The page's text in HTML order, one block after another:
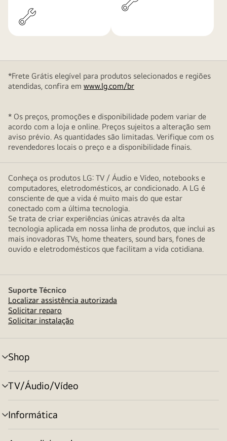
*Frete Grátis elegível para produtos selecionados e regiões
atendidas, confira em www.lg.com/br
* Os preços, promoções e disponibilidade podem variar de
acordo com a loja e online. Preços sujeitos a alteração sem
aviso prévio. As quantidades são limitadas. Verifique com os
revendedores locais o preço e a disponibilidade finais.
Conheça os produtos LG: TV / Áudio e Vídeo, notebooks e
computadores, eletrodomésticos, ar condicionado. A LG é
consciente de que a vida é muito mais do que estar
conectado com a última tecnologia.
Se trata de criar experiências únicas através da alta
tecnologia aplicada em nossa linha de produtos, que inclui as
mais inovadoras TVs, home theaters, sound bars, fones de
ouvido e eletrodomésticos que facilitam a vida cotidiana.
Suporte Técnico
Localizar assistência autorizada
Solicitar reparo
Solicitar instalação
Shop
alternar
menu
TV/Áudio/Vídeo
alternar
menu
Informática
alternar
menu